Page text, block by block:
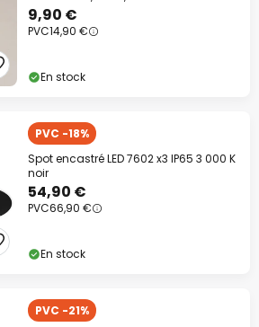
9,90 €
PVC14,90 €
En stock
PVC -18%
Spot encastré LED 7602 x3 IP65 3 000 K
noir
54,90 €
PVC66,90 €
En stock
PVC -21%